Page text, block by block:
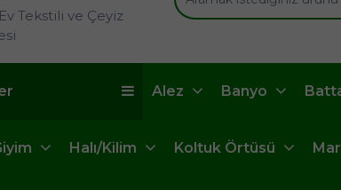
Tekstili ve Çeyiz
Alez Banyo
Halı/Kilim Koltuk Örtüsü